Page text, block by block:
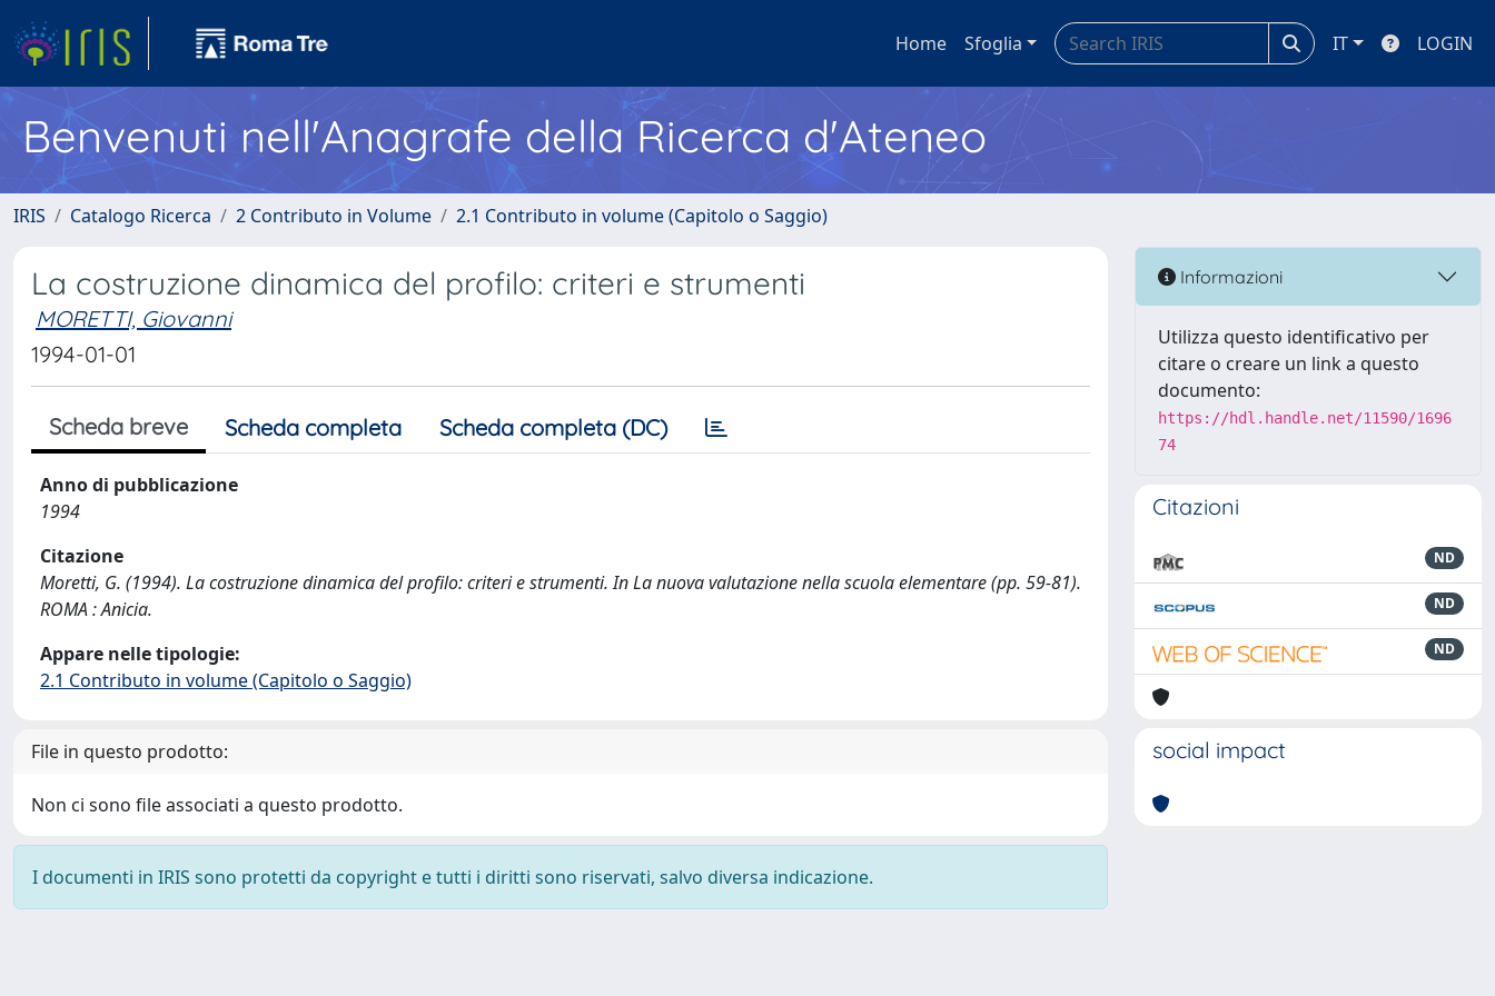
Home Sfoglia IT LOGIN
Benvenuti nell'Anagrafe della Ricerca d'Ateneo
IRIS Catalogo Ricerca 2 Contributo in Volume 2.1 Contributo in volume (Capitolo o Saggio)
La costruzione dinamica del profilo: criteri e strumenti
MORETTI, Giovanni
1994-01-01
Scheda breve Scheda completa Scheda completa (DC)
Anno di pubblicazione
1994
Citazione
Moretti, G. (1994). La costruzione dinamica del profilo: criteri e strumenti. In La nuova valutazione nella scuola elementare (pp. 59-81).
ROMA : Anicia.
Appare nelle tipologie:
2.1 Contributo in volume (Capitolo o Saggio)
File in questo prodotto:
Non ci sono file associati a questo prodotto.
I documenti in IRIS sono protetti da copyright e tutti i diritti sono riservati, salvo diversa indicazione.
Informazioni
Utilizza questo identificativo per
citare o creare un link a questo
documento:
https://hdl.handle.net/11590/1696
74
Citazioni
ND
ND
ND
social impact